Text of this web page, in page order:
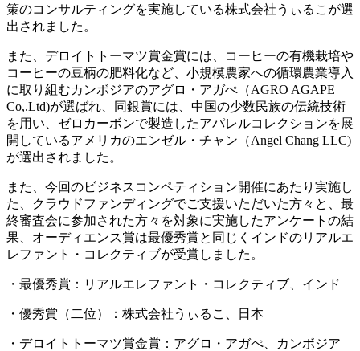
策のコンサルティングを実施している株式会社うぃるこ が選
出されました。
また、デロイトトーマツ賞金賞には、コーヒーの有機栽培や
コーヒーの豆柄の肥料化など、小規模農家への循環農業導入
に取り組むカンボジアのアグロ・アガぺ（AGRO AGAPE
Co,.Ltd)が選ばれ、同銀賞には、中国の少数民族の伝統技術
を用い、ゼロカーボンで製造したアパレルコレクションを展
開しているアメリカのエンゼル・チャン（Angel Chang LLC)
が選出されました。
また、今回のビジネスコンペティション開催にあたり実施し
た、クラウドファンディングでご支援いただいた方々と、最
終審査会に参加された方々を対象に実施したアンケートの結
果、オーディエンス賞は最優秀賞と同じくインドのリアルエ
レファント・コレクティブが受賞しました。
・最優秀賞：リアルエレファント・コレクティブ、インド
・優秀賞（二位）：株式会社うぃるこ、日本
・デロイトトーマツ賞金賞：アグロ・アガぺ、カンボジア